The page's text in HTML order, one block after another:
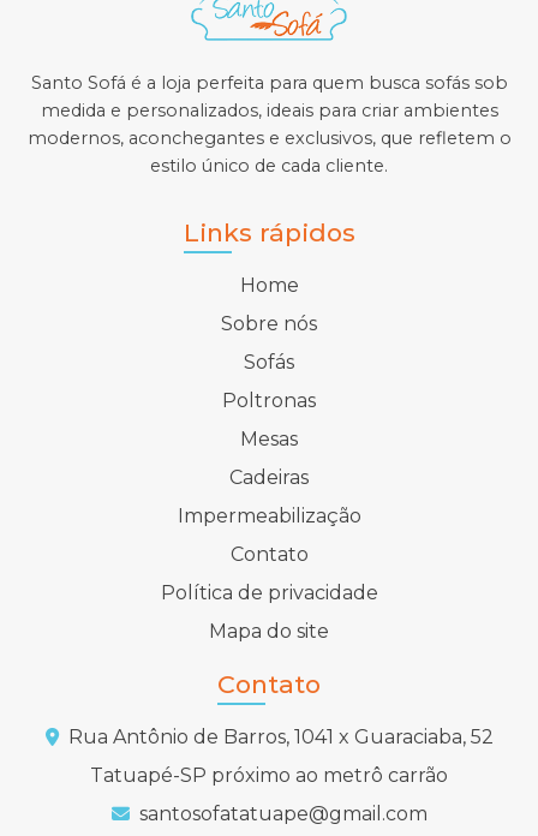
Santo Sofá é a loja perfeita para quem busca sofás sob
medida e personalizados, ideais para criar ambientes
modernos, aconchegantes e exclusivos, que refletem o
estilo único de cada cliente.
Links rápidos
Home
Sobre nós
Sofás
Poltronas
Mesas
Cadeiras
Impermeabilização
Contato
Política de privacidade
Mapa do site
Contato
Rua Antônio de Barros, 1041 x Guaraciaba, 52
Tatuapé-SP próximo ao metrô carrão
santosofatatuape@gmail.com